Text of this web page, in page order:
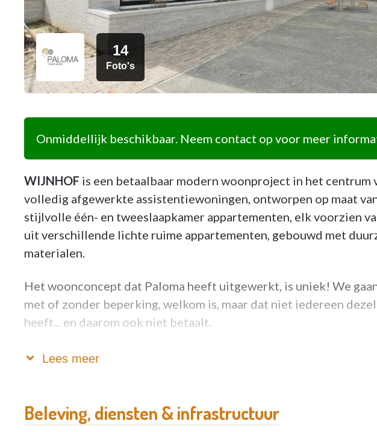
14
Foto's
Onmiddellijk beschikbaar. Neem contact op voor meer
WIJNHOF is een betaalbaar modern woonproject in het centrum
volledig afgewerkte assistentiewoningen, ontworpen op maat
stijlvolle één- en tweeslaapkamer appartementen, elk voorzien
uit verschillende lichte ruime appartementen, gebouwd met
materialen.
Het woonconcept dat Paloma heeft uitgewerkt, is uniek! We
met of zonder beperking, welkom is, maar dat niet iedereen
heeft... en daarom ook niet betaalt.
Zie je gezondheidszorg eerder als een soort 'verzekering' die je
En mocht je situatie (tijdelijk) veranderen, dan kunnen we alles
Lees meer
Beleving, diensten & infrastructuur